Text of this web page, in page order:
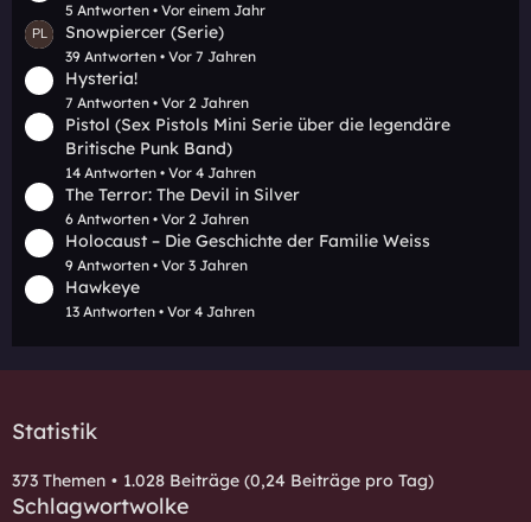
5 Antworten Vor einem Jahr
Snowpiercer (Serie)
39 Antworten Vor 7 Jahren
Hysteria!
7 Antworten Vor 2 Jahren
Pistol (Sex Pistols Mini Serie über die legendäre
Britische Punk Band)
14 Antworten Vor 4 Jahren
The Terror: The Devil in Silver
6 Antworten Vor 2 Jahren
Holocaust – Die Geschichte der Familie Weiss
9 Antworten Vor 3 Jahren
Hawkeye
13 Antworten Vor 4 Jahren
Statistik
373 Themen 1.028 Beiträge (0,24 Beiträge pro Tag)
Schlagwortwolke